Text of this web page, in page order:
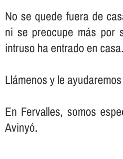
No se quede fuera de
ni se preocupe más por
intruso ha entrado en casa.
Llámenos y le
En Fervalles, somos
Avinyó.